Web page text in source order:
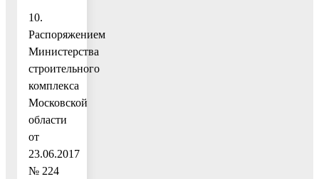
10.
Распоряжением
Министерства
строительного
комплекса
Московской
области
от
23.06.2017
№ 224